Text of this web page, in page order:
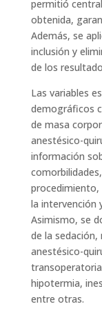
permitió
obtenida,
Además, se
inclusión y
de los
Las variables
demográficos
de masa
anestésico-
información
la intervención
Asimismo, se
de la
anestésico-
hipotermia,
entre otras.